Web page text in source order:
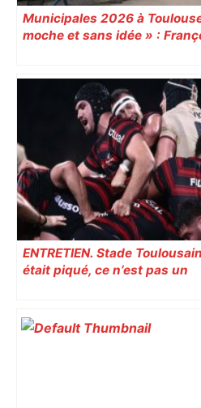
Municipales 2026 à
moche et sans idée » :
Augustins
ENTRETIEN. Stade
était piqué, ce n’est pas un